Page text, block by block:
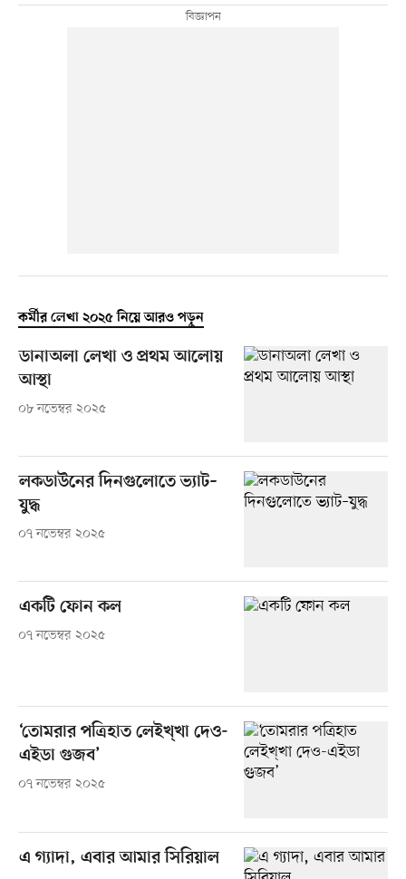
কর্মীর লেখা ২০২৫ নিয়ে আরও পড়ুন
ডানাঅলা লেখা ও প্রথম আলোয়
আস্থা
০৮ নভেম্বর ২০২৫
লকডাউনের দিনগুলোতে ভ্যাট–
যুদ্ধ
০৭ নভেম্বর ২০২৫
একটি ফোন কল
০৭ নভেম্বর ২০২৫
‘তোমরার পত্রিহাত লেইখ্খা দেও-
এইডা গুজব’
০৭ নভেম্বর ২০২৫
এ গ্যাদা, এবার আমার সিরিয়াল